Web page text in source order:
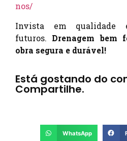
nos/
Invista em qualidade
futuros. Drenagem bem
obra segura e durável!
Está gostando do
Compartilhe.
WhatsApp